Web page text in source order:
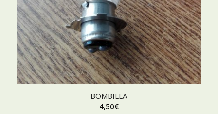
BOMBILLA
4,50€